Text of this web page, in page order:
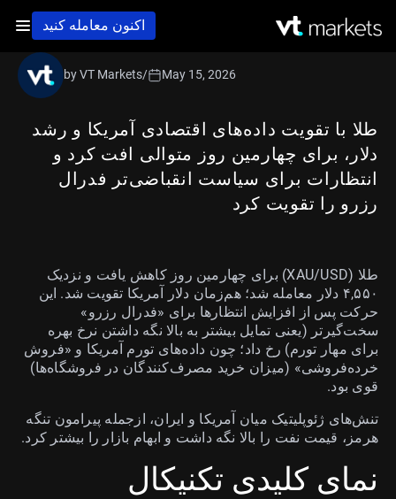
اکنون معامله کنید
طلا با تقویت داده‌های اقتصادی آمریکا و رشد
دلار، برای چهارمین روز متوالی افت کرد و
انتظارات برای سیاست انقباضی‌تر فدرال
رزرو را تقویت کرد
by VT Markets/ May 15, 2026
طلا (XAU/USD) برای چهارمین روز کاهش یافت و نزدیک
۴,۵۵۰ دلار معامله شد؛ هم‌زمان دلار آمریکا تقویت شد. این
حرکت پس از افزایش انتظارها برای «فدرال رزرو»
سخت‌گیرتر (یعنی تمایل بیشتر به بالا نگه داشتن نرخ بهره
برای مهار تورم) رخ داد؛ چون داده‌های تورم آمریکا و «فروش
خرده‌فروشی» (میزان خرید مصرف‌کنندگان در فروشگاه‌ها)
قوی بود.
تنش‌های ژئوپلیتیک میان آمریکا و ایران، ازجمله پیرامون تنگه
هرمز، قیمت نفت را بالا نگه داشت و ابهام بازار را بیشتر کرد.
نمای کلیدی تکنیکال